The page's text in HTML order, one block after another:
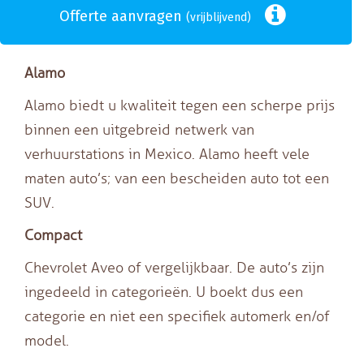
Offerte aanvragen (vrijblijvend)
Alamo
Alamo biedt u kwaliteit tegen een scherpe prijs
binnen een uitgebreid netwerk van
verhuurstations in Mexico. Alamo heeft vele
maten auto’s; van een bescheiden auto tot een
SUV.
Compact
Chevrolet Aveo of vergelijkbaar. De auto’s zijn
ingedeeld in categorieën. U boekt dus een
categorie en niet een specifiek automerk en/of
model.